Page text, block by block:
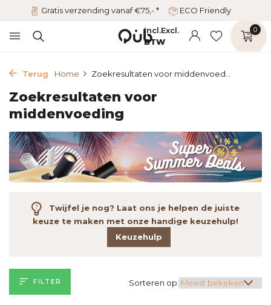
Gratis verzending vanaf €75,- * ECO Friendly
Incl.Excl.
BTW
0
Terug Home Zoekresultaten voor middenvoed...
Zoekresultaten voor
middenvoeding
Twijfel je nog? Laat ons je helpen de juiste
keuze te maken met onze handige keuzehulp!
Keuzehulp
FILTER Sorteren op: